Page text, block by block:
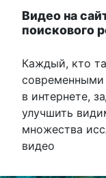
Видео на
поискового
Каждый, кто
в интернете,
улучшить
множества
видео